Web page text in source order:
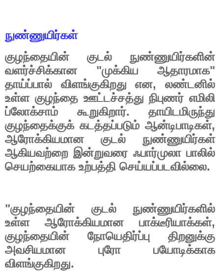
நுண்ணுயிர்கள்
குழந்தையின்
குடல்
நுண்ணுயிர்களின்
வளர்ச்சிக்கான "முக்கிய ஆதாரமாக"
தாய்ப்பால் விளங்குகிறது என,லண்டனில்
உள்ள குழந்தை ஊட்டச்சத்து நிபுணர் எமிலி
ப்லோக்சாம்
கூறுகிறார். தாயிடமிருந்து
குழந்தைக்குக் கடத்தப்படும் ஆன்டிபாடிகள்,
ஆரோக்கியமான குடல்
நுண்ணுயிர்கள்
ஆகியவற்றை இன்றுவரை ஃபார்முலா பாலில்
செயற்கையாக உற்பத்தி செய்யப்படவில்லை.
"குழந்தையின் குடல்
நுண்ணுயிர்களில்
உள்ள
ஆரோக்கியமான பாக்டீரியாக்கள்,
குழந்தையின் நோயெதிர்ப்பு
திறனுக்கு
அவசியமான
புரோ
பயோடிக்காக
விளங்குகிறது.